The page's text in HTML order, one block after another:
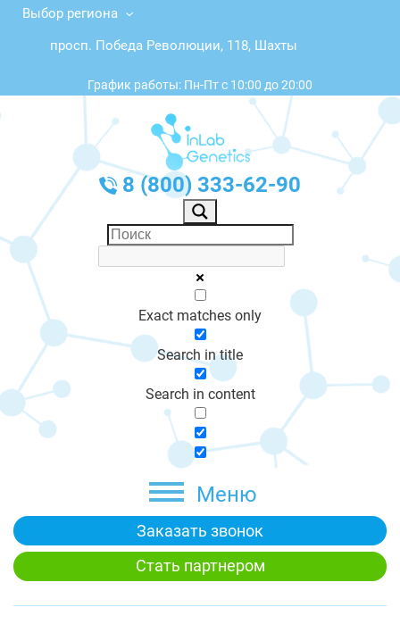
Выбор региона
просп. Победа Революции, 118, Шахты
График работы: Пн-Пт с 10:00 до 20:00
8 (800) 333-62-90
Exact matches only
Search in title
Search in content
Меню
Заказать звонок
Стать партнером